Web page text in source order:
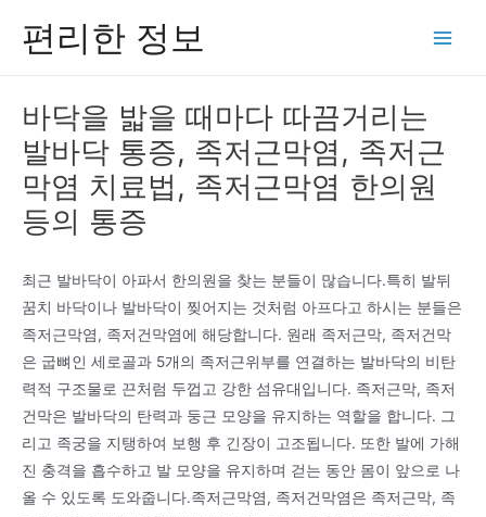
편리한 정보
바닥을 밟을 때마다 따끔거리는
발바닥 통증, 족저근막염, 족저근
막염 치료법, 족저근막염 한의원
등의 통증
최근 발바닥이 아파서 한의원을 찾는 분들이 많습니다.특히 발뒤
꿈치 바닥이나 발바닥이 찢어지는 것처럼 아프다고 하시는 분들은
족저근막염, 족저건막염에 해당합니다. 원래 족저근막, 족저건막
은 굽뼈인 세로골과 5개의 족저근위부를 연결하는 발바닥의 비탄
력적 구조물로 끈처럼 두껍고 강한 섬유대입니다. 족저근막, 족저
건막은 발바닥의 탄력과 둥근 모양을 유지하는 역할을 합니다. 그
리고 족궁을 지탱하여 보행 후 긴장이 고조됩니다. 또한 발에 가해
진 충격을 흡수하고 발 모양을 유지하며 걷는 동안 몸이 앞으로 나
올 수 있도록 도와줍니다.족저근막염, 족저건막염은 족저근막, 족